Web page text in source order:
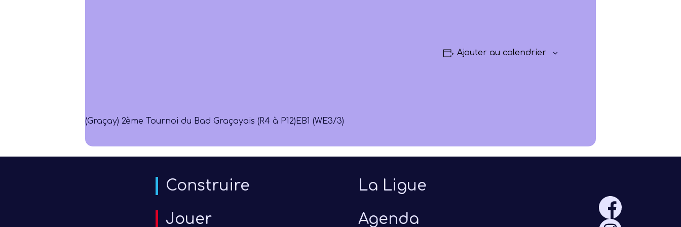
Ajouter au calendrier
(Graçay) 2ème Tournoi du Bad Graçayais (R4 à P12) EB1 (WE3/3)
Construire
Jouer
La Ligue
Agenda